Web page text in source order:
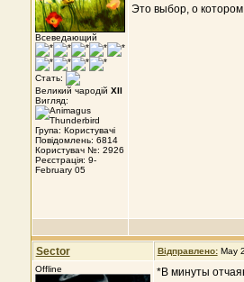
Всеведающий
Стать:
Великий чародій XII
Вигляд:
Група: Користувачі
Повідомлень: 6814
Користувач №: 2926
Реєстрація: 9-
February 05
Это выбор, о
Sector Відправлено: May
Offline
*В минуты